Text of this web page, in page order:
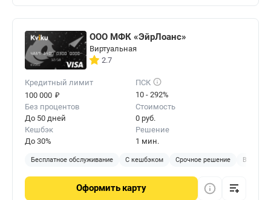
ООО МФК «ЭйрЛоанс»
Виртуальная
2.7
Кредитный лимит
100 000 ₽
ПСК
10 - 292%
Без процентов
До 50 дней
Стоимость
0 руб.
Кешбэк
До 30%
Решение
1 мин.
Бесплатное обслуживание С кешбэком Срочное решение
Оформить карту